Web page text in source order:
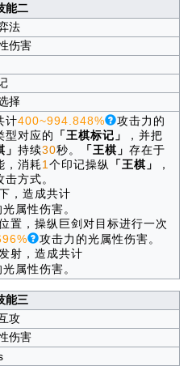
能二
法
伤害
择
计400~994.848%
攻击力的
型对应的 「王棋标记」
，并把
」 持续30秒。 「王棋」 存在于
，消耗1 个印记操纵 「王棋」
，
方式。
，造成共计
属性伤害。
置，操纵巨剑对目标进行一次
攻击力的光属性伤害。
射，造成共计
属性伤害。
能三
攻
伤害